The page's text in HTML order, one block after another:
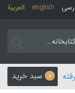
العربیة english
0 سبد خرید